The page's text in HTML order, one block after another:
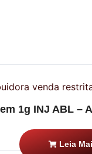
1g INJ ABL –
Leia